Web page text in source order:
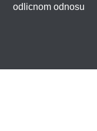
odlicnom odnosu